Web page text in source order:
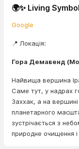
🌍✨ Living
Google
📍 Локація:
Гора Демавенд
Найвища вершина
Саме тут, у надрах
Заххак, а на
планетарного
зустрічається з
природне очищення